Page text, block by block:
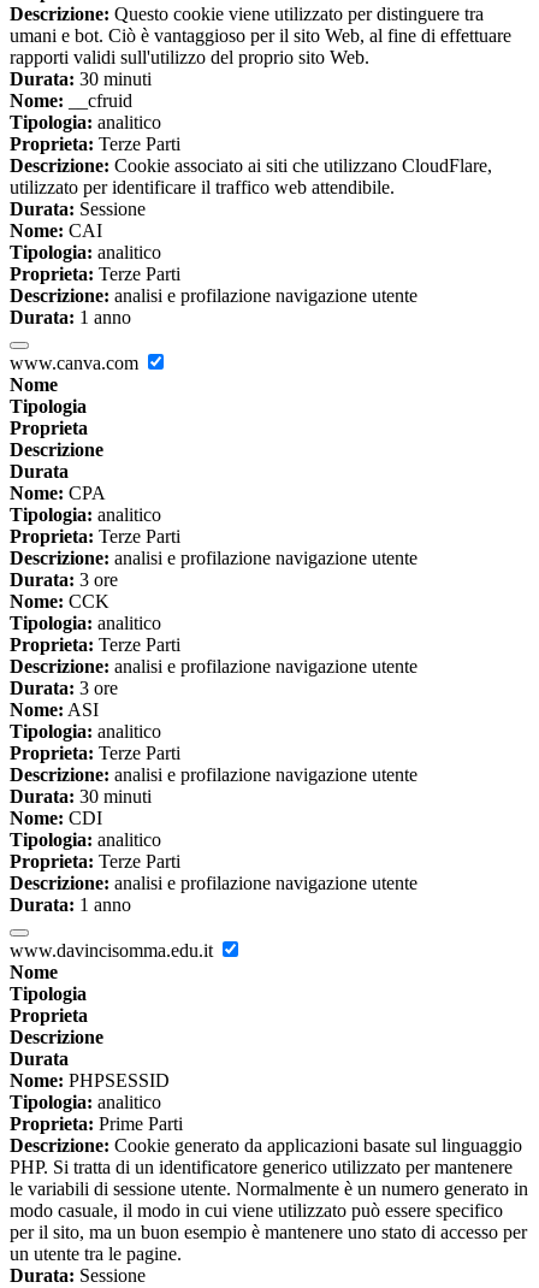
Descrizione: Questo cookie viene utilizzato per distinguere tra
umani e bot. Ciò è vantaggioso per il sito Web, al fine di effettuare
rapporti validi sull'utilizzo del proprio sito Web.
Durata: 30 minuti
Nome: __cfruid
Tipologia: analitico
Proprieta: Terze Parti
Descrizione: Cookie associato ai siti che utilizzano CloudFlare,
utilizzato per identificare il traffico web attendibile.
Durata: Sessione
Nome: CAI
Tipologia: analitico
Proprieta: Terze Parti
Descrizione: analisi e profilazione navigazione utente
Durata: 1 anno
www.canva.com
Nome
Tipologia
Proprieta
Descrizione
Durata
Nome: CPA
Tipologia: analitico
Proprieta: Terze Parti
Descrizione: analisi e profilazione navigazione utente
Durata: 3 ore
Nome: CCK
Tipologia: analitico
Proprieta: Terze Parti
Descrizione: analisi e profilazione navigazione utente
Durata: 3 ore
Nome: ASI
Tipologia: analitico
Proprieta: Terze Parti
Descrizione: analisi e profilazione navigazione utente
Durata: 30 minuti
Nome: CDI
Tipologia: analitico
Proprieta: Terze Parti
Descrizione: analisi e profilazione navigazione utente
Durata: 1 anno
www.davincisomma.edu.it
Nome
Tipologia
Proprieta
Descrizione
Durata
Nome: PHPSESSID
Tipologia: analitico
Proprieta: Prime Parti
Descrizione: Cookie generato da applicazioni basate sul linguaggio
PHP. Si tratta di un identificatore generico utilizzato per mantenere
le variabili di sessione utente. Normalmente è un numero generato in
modo casuale, il modo in cui viene utilizzato può essere specifico
per il sito, ma un buon esempio è mantenere uno stato di accesso per
un utente tra le pagine.
Durata: Sessione